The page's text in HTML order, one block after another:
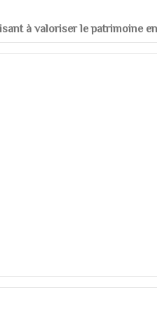
à valoriser le patrimoine